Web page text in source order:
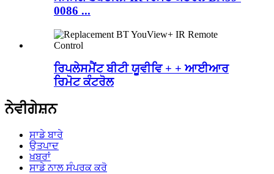
0086 ...
ਰਿਪਲੇਸਮੈਂਟ ਬੀਟੀ ਯੂਵੀਵਿ + + ਆਈਆਰ
ਰਿਮੋਟ ਕੰਟਰੋਲ
ਨੇਵੀਗੇਸ਼ਨ
ਸਾਡੇ ਬਾਰੇ
ਉਤਪਾਦ
ਖ਼ਬਰਾਂ
ਸਾਡੇ ਨਾਲ ਸੰਪਰਕ ਕਰੋ